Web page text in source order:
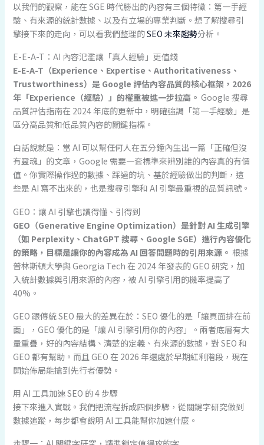
以我們的觀察，能在 SGE 時代勝出的內容有三個特徵：第一手經
驗、有來源的統計數據、以及有立場的專業判斷。想了解搜尋引
擎接下來的走向，可以看我們整理的SEO 未來趨勢分析。
E-E-A-T：AI 內容氾濫讓「真人經驗」更值錢
E-E-A-T（Experience、Expertise、Authoritativeness、
Trustworthiness）是 Google 評估內容品質的核心框架，2026
年「Experience（經驗）」的權重被進一步拉高。 Google 搜尋
品質評估指南在 2024 年底的更新中，明確強調「第一手經驗」是
區分高品質和低品質內容的關鍵指標。
白話說就是：當 AI 可以幫任何人在五分鐘內生出一篇「正確但沒
有靈魂」的文章，Google 需要一套標準來辨別誰的內容真的有價
值。你實際操作過的數據、踩過的坑、基於經驗做出的判斷，這
些是 AI 寫不出來的，也是搜尋引擎和 AI 引擎最重視的品質訊號。
GEO：讓 AI 引擎也讀得懂、引得到
GEO（Generative Engine Optimization）是針對 AI 生成引擎
（如 Perplexity、ChatGPT 搜尋、Google SGE）進行內容優化
的策略，目標是讓你的內容成為 AI 回答問題時的引用來源。 根據
普林斯頓大學與 Georgia Tech 在 2024 年發表的 GEO 研究，加
入統計數據與引用來源的內容，被 AI 引擎引用的機率提高了
40%。
GEO 跟傳統 SEO 最大的差異在於：SEO 優化的是「讓頁面排在前
面」，GEO 優化的是「讓 AI 引擎引用你的內容」。兩者底層有大
量重疊，好的內容結構、清楚的定義、有來源的數據，對 SEO 和
GEO 都有幫助。而且 GEO 在 2026 年還處於早期紅利階段，現在
開始佈局能搶到先行者優勢。
用 AI 工具加速 SEO 的 4 步驟
接下來進入實戰。我們把流程拆成四個步驟，從關鍵字研究做到
數據追蹤，每步都會說明 AI 工具能幫你加速什麼。